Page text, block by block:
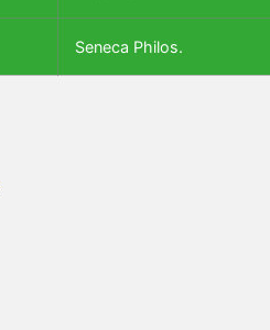
Seneca Philos.